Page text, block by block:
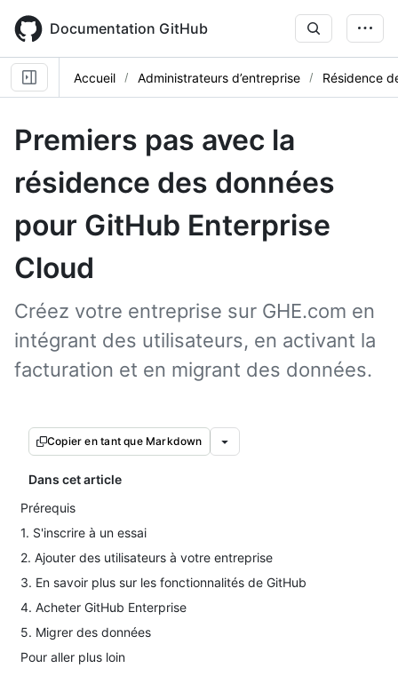
main
content
Documentation GitHub
Accueil Administrateurs d’entreprise Résidence
Premiers pas avec la
résidence des données
pour GitHub Enterprise
Cloud
Créez votre entreprise sur GHE.com en
intégrant des utilisateurs, en activant la
facturation et en migrant des données.
Copier en tant que Markdown
Dans cet article
Prérequis
1. S'inscrire à un essai
2. Ajouter des utilisateurs à votre entreprise
3. En savoir plus sur les fonctionnalités de GitHub
4. Acheter GitHub Enterprise
5. Migrer des données
Pour aller plus loin